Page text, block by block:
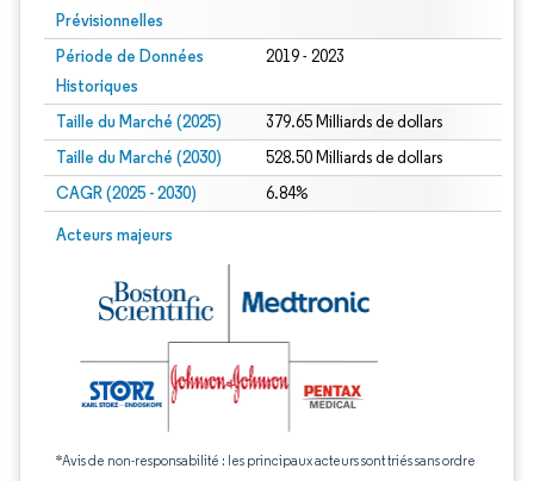
Prévisionnelles
Période de Données
Historiques
2019 - 2023
Taille du Marché (2025) 379.65 Milliards de dollars
Taille du Marché (2030) 528.50 Milliards de dollars
CAGR (2025 - 2030) 6.84%
Acteurs majeurs
*Avis de non-responsabilité : les principaux acteurs sont triés sans ordre